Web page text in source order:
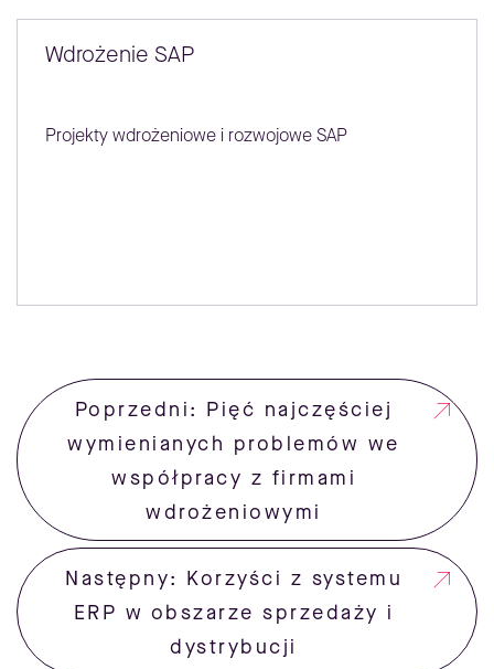
Wdrożenie SAP
Projekty wdrożeniowe i rozwojowe SAP
Poprzedni: Pięć najczęściej
wymienianych problemów we
współpracy z firmami
wdrożeniowymi
Następny: Korzyści z systemu
ERP w obszarze sprzedaży i
dystrybucji